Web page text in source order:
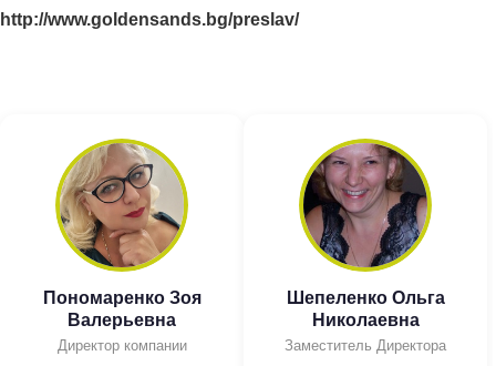
http://www.goldensands.bg/preslav/
Пономаренко Зоя
Валерьевна
Директор компании
Шепеленко Ольга
Николаевна
Заместитель Директора